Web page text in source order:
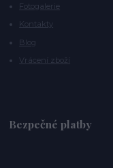
Fotogalerie
Kontakty
Blog
Vrácení zboží
Bezpečné platby